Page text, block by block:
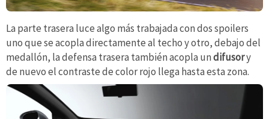
La parte trasera luce algo más trabajada con dos spoilers
uno que se acopla directamente al techo y otro, debajo del
medallón, la defensa trasera también acopla undifusory
de nuevo el contraste de color rojo llega hasta esta zona.